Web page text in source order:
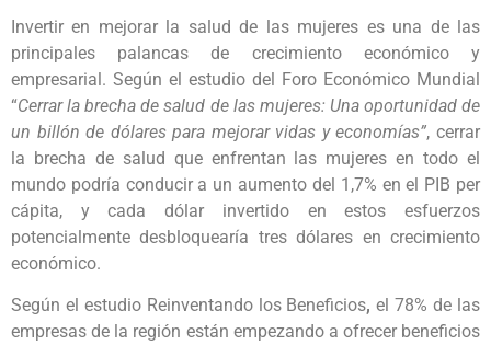
Invertir en mejorar la salud de las mujeres es una de las
principales palancas de crecimiento económico y
empresarial. Según el estudio del Foro Económico Mundial
“Cerrar la brecha de salud de las mujeres: Una oportunidad de
un billón de dólares para mejorar vidas y economías”, cerrar
la brecha de salud que enfrentan las mujeres en todo el
mundo podría conducir a un aumento del 1,7% en el PIB per
cápita, y cada dólar invertido en estos esfuerzos
potencialmente desbloquearía tres dólares en crecimiento
económico.
Según el estudio Reinventando los Beneficios, el 78% de las
empresas de la región están empezando a ofrecer beneficios